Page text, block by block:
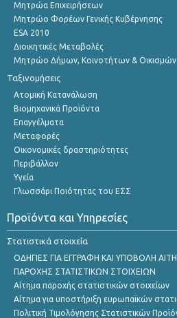
Μητρώα Επιχειρήσεων
Μητρώο Φορέων Γενικής Κυβέρνησης
ESA 2010
Διοικητικές Μεταβολές
Μητρώο Δήμων, Κοινοτήτων & Οικισμών
Ταξινομήσεις
Ατομική Κατανάλωση
Βιομηχανικά Προϊόντα
Επαγγέλματα
Μεταφορές
Οικονομικές δραστηριότητες
Περιβάλλον
Υγεία
Γλωσσάρι Ποιότητας του ΕΣΣ
Προϊόντα και Υπηρεσίες
Στατιστικά στοιχεία
ΟΔΗΓΙΕΣ ΓΙΑ ΕΓΓΡΑΦΗ ΚΑΙ ΥΠΟΒΟΛΗ
ΠΑΡΟΧΗΣ ΣΤΑΤΙΣΤΙΚΩΝ ΣΤΟΙΧΕΙΩΝ
Αίτημα παροχής στατιστικών στοιχείων
Αίτημα για υποστήριξη ευρωπαϊκών
Πολιτική Τιμολόγησης Στατιστικών